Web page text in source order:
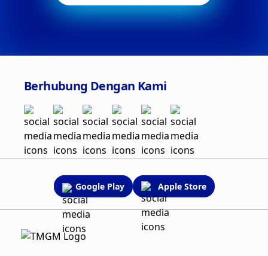
Berhubung Dengan Kami
Google Play Apple Store